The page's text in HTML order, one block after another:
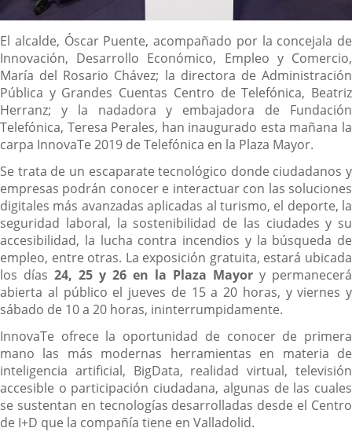
Descripción
El alcalde, Óscar Puente, acompañado por la concejala de
Innovación, Desarrollo Económico, Empleo y Comercio,
María del Rosario Chávez; la directora de Administración
Pública y Grandes Cuentas Centro de Telefónica, Beatriz
Herranz; y la nadadora y embajadora de Fundación
Telefónica, Teresa Perales, han inaugurado esta mañana la
carpa InnovaTe 2019 de Telefónica en la Plaza Mayor.
Se trata de un escaparate tecnológico donde ciudadanos y
empresas podrán conocer e interactuar con las soluciones
digitales más avanzadas aplicadas al turismo, el deporte, la
seguridad laboral, la sostenibilidad de las ciudades y su
accesibilidad, la lucha contra incendios y la búsqueda de
empleo, entre otras. La exposición gratuita, estará ubicada
los días 24, 25 y 26 en la Plaza Mayor y permanecerá
abierta al público el jueves de 15 a 20 horas, y viernes y
sábado de 10 a 20 horas, ininterrumpidamente.
InnovaTe ofrece la oportunidad de conocer de primera
mano las más modernas herramientas en materia de
inteligencia artificial, BigData, realidad virtual, televisión
accesible o participación ciudadana, algunas de las cuales
se sustentan en tecnologías desarrolladas desde el Centro
de I+D que la compañía tiene en Valladolid.